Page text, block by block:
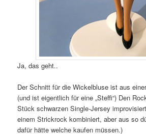
Ja, das geht..
Der Schnitt für die Wickelbluse ist aus
(und ist eigentlich für eine „Steffi“) Den
Stück schwarzen Single-Jersey
einem Strickrock kombiniert, aber aus so
dafür hätte welche kaufen müssen.)